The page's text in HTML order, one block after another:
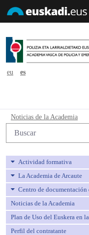
eu
es
Noticias de la
Noticias de la Academia
Búsqueda web
Actividad formativa
La Academia de Arcaute
Centro de documentación
Noticias de la Academia
Plan de Uso del Euskera en
Perfil del contratante